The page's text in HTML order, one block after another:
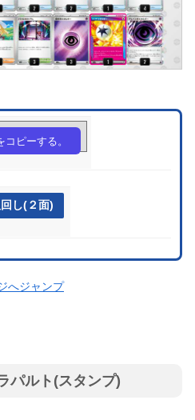
gPL6nN
ピーする。
し(２面)
へジャンプ
パルト(スタンプ)